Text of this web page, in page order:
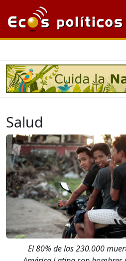
Salud
El 80% de las 230.000